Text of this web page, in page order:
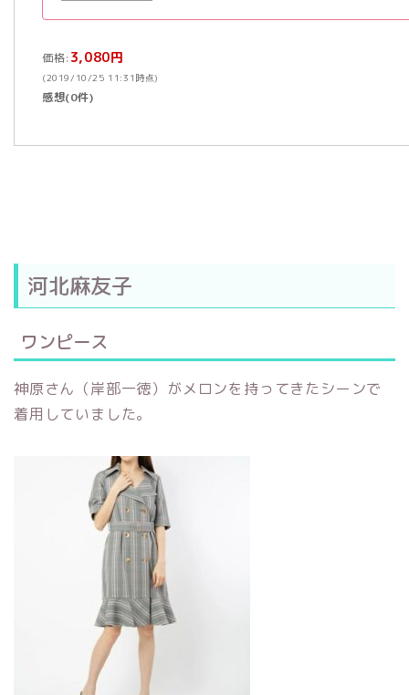
価格: 3,080円
(2019/10/25 11:31時点)
感想(0件)
河北麻友子
ワンピース
神原さん（岸部一徳）がメロンを持ってきたシーンで
着用していました。